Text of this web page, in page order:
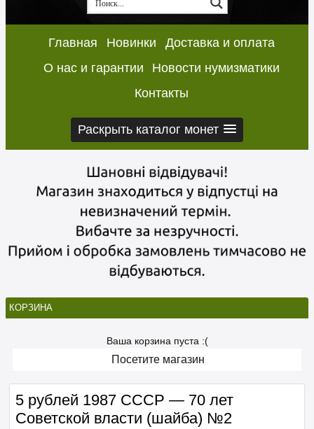
Главная Новинки
Доставка и оплата
О нас и гарантии
Новости нумизматики
Контакты
Раскрыть каталог монет
КОРЗИНА
Ваша корзина пуста :(
Посетите магазин
5 рублей 1987 СССР — 70 лет
Советской власти (шайба) №2